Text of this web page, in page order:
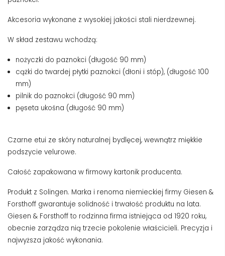
Akcesoria wykonane z wysokiej jakości stali nierdzewnej.
W skład zestawu wchodzą:
nożyczki do paznokci (długość 90 mm)
cążki do twardej płytki paznokci (dłoni i stóp), (długość 100
mm)
pilnik do paznokci (długość 90 mm)
pęseta ukośna (długość 90 mm)
Czarne etui ze skóry naturalnej bydlęcej, wewnątrz miękkie
podszycie velurowe.
Całość zapakowana w firmowy kartonik producenta.
Produkt z Solingen. Marka i renoma niemieckiej firmy Giesen &
Forsthoff gwarantuje solidność i trwałość produktu na lata.
Giesen & Forsthoff to rodzinna firma istniejąca od 1920 roku,
obecnie zarządza nią trzecie pokolenie właścicieli. Precyzja i
najwyższa jakość wykonania.